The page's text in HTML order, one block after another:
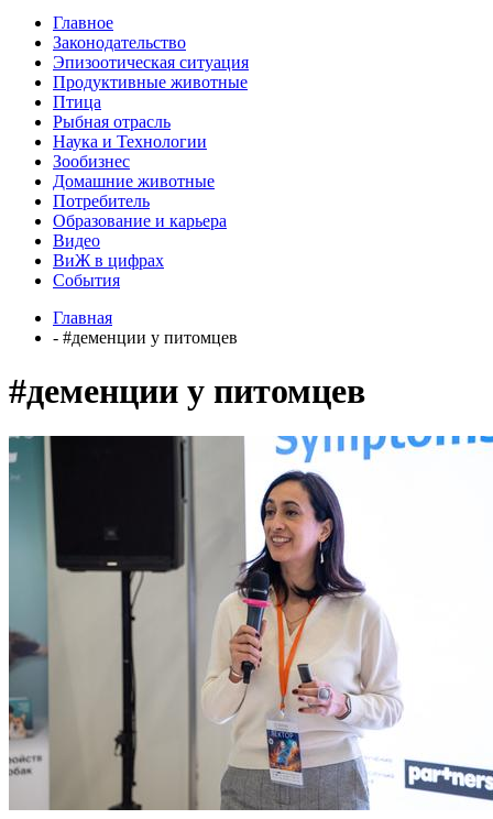
Главное
Законодательство
Эпизоотическая ситуация
Продуктивные животные
Птица
Рыбная отрасль
Наука и Технологии
Зообизнес
Домашние животные
Потребитель
Образование и карьера
Видео
ВиЖ в цифрах
События
Главная
- #деменции у питомцев
#деменции у питомцев